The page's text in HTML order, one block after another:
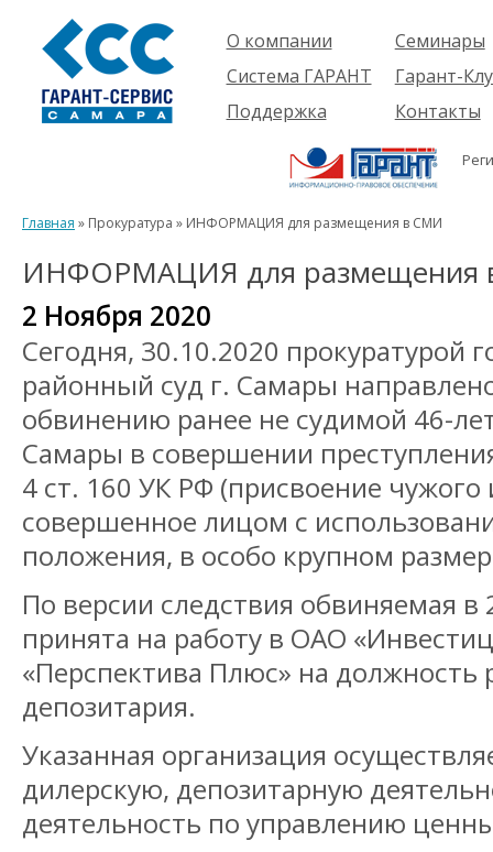
О компании
Компания
Проекты
Партнеры
Вакансии
Реквизиты
Информация
Система ГАРАНТ
О системе
решения
Комплекты
Новинки
Поддержка
Пользователям
Будущим
пользователям
Семинары
Об услуге
семинары
Гарант-
Контакты
Главная » Прокуратура » ИНФОРМАЦИЯ для размещения в СМИ
ИНФОРМАЦИЯ для размещения
2 Ноября 2020
Сегодня, 30.10.2020 прокуратурой
районный суд г. Самары
обвинению ранее не судимой 46-
Самары в совершении
4 ст. 160 УК РФ (присвоение
совершенное лицом с
положения, в особо крупном
По версии следствия обвиняемая в
принята на работу в ОАО
«Перспектива Плюс» на должность
депозитария.
Указанная организация
дилерскую, депозитарную
деятельность по управлению